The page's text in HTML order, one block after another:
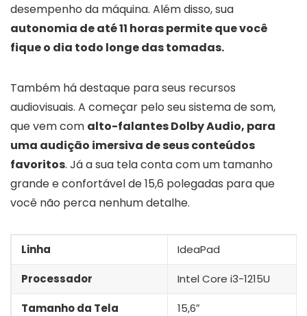
desempenho da máquina. Além disso, sua
autonomia de até 11 horas permite que você
fique o dia todo longe das tomadas.
Também há destaque para seus recursos
audiovisuais. A começar pelo seu sistema de som,
que vem com alto-falantes Dolby Audio, para
uma audição imersiva de seus conteúdos
favoritos. Já a sua tela conta com um tamanho
grande e confortável de 15,6 polegadas para que
você não perca nenhum detalhe.
Linha IdeaPad
Processador Intel Core i3-1215U
Tamanho da Tela 15,6″